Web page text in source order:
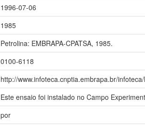
1996-07-06
1985
Petrolina: EMBRAPA-CPATSA, 1985.
0100-6118
http://www.infoteca.cnptia.embrapa.br/
Este ensaio foi instalado no Campo
por